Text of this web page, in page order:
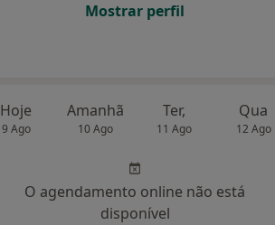
Mostrar perfil
Hoje
9 Ago
Amanhã
10 Ago
Ter,
11 Ago
Qua
12 Ago
O agendamento online não está
disponível